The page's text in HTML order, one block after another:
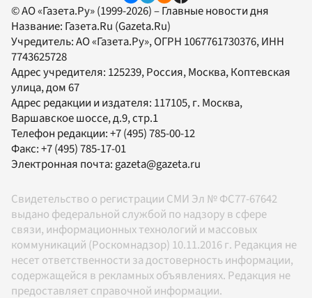
© АО «Газета.Ру» (1999-2026) – Главные новости дня
Название: Газета.Ru (Gazeta.Ru)
Учредитель:АО «Газета.Ру», ОГРН 1067761730376, ИНН
7743625728
Адрес учредителя: 125239, Россия, Москва, Коптевская
улица, дом 67
Адрес редакции и издателя: 117105, г. Москва,
Варшавское шоссе, д.9, стр.1
Телефон редакции:+7 (495) 785-00-12
Факс:+7 (495) 785-17-01
Электронная почта: gazeta@gazeta.ru
Свидетельство о регистрации СМИ Эл № ФС77-67642
выдано федеральной службой по надзору в сфере
связи, информационных технологий и массовых
коммуникаций (Роскомнадзор) 10.11.2016 г. Редакция не
несет ответственности за достоверность информации,
содержащейся в рекламных объявлениях. Редакция не
предоставляет справочной информации.